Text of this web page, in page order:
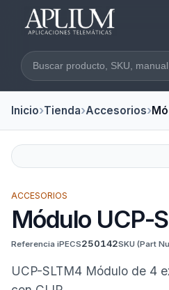
Buscar en la web
Inicio Tienda Accesorios
ACCESORIOS
Módulo UCP-
Referencia iPECS250142SKU (Part
UCP-SLTM4 Módulo de 4